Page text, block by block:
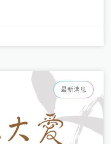
最新消息